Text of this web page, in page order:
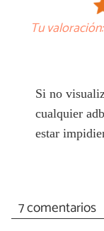
Tu valoración:
Si no
cualquier
estar
7 comentarios